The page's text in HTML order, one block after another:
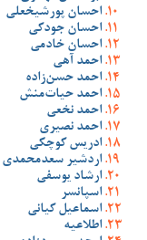
احسان پورشیخعلی
احسان جودکی
احسان خادمی
احمد آهی
احمد حسن‌زاده
احمد حیات‌منش
احمد نخعی
احمد نصیری
ادریس کوچکی
اردشیر سعدمحمدی
ارشاد یوسفی
اسپانسر
اسماعیل کیانی
اطلاعیه